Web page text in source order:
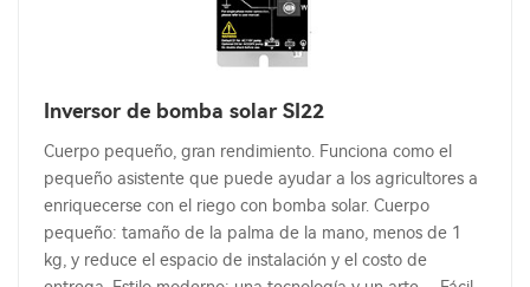
Inversor de bomba solar SI22
Cuerpo pequeño, gran rendimiento. Funciona como el
pequeño asistente que puede ayudar a los agricultores a
enriquecerse con el riego con bomba solar. Cuerpo
pequeño: tamaño de la palma de la mano, menos de 1
kg, y reduce el espacio de instalación y el costo de